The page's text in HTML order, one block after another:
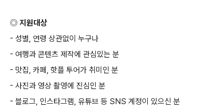
◎ 지원대상
- 성별, 연령 상관없이 누구나
- 여행과 콘텐츠 제작에 관심있는 분
- 맛집, 카페 , 핫플 투어가 취미인 분
- 사진과 영상 촬영에 진심인 분
- 블로그, 인스타그램, 유튜브 등 SNS 계정이 있으신 분